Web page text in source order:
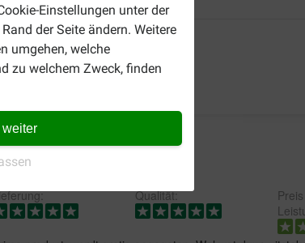
Einstellungen unter der
der Seite ändern. Weitere
umgehen, welche
zu welchem Zweck, finden
van Doorn
Qualität: